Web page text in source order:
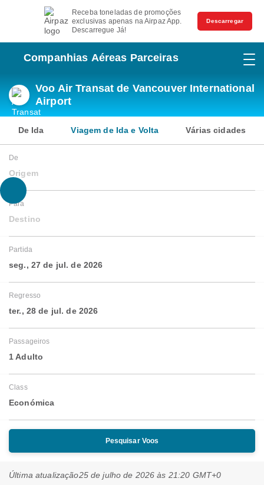
Receba toneladas de promoções
exclusivas apenas na Airpaz App.
Descarregue Já!
Descarregar
Companhias Aéreas Parceiras
Voo Air Transat de Vancouver International
Airport
De Ida Viagem de Ida e Volta Várias cidades
De
Origem
Para
Destino
Partida
seg., 27 de jul. de 2026
Regresso
ter., 28 de jul. de 2026
Passageiros
1 Adulto
Class
Económica
Pesquisar Voos
Última atualização25 de julho de 2026 às 21:20 GMT+0